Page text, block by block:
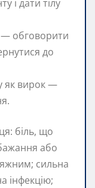
і дати тілу
обговорити
до
як вирок —
біль, що
або
сильна
інфекцію;